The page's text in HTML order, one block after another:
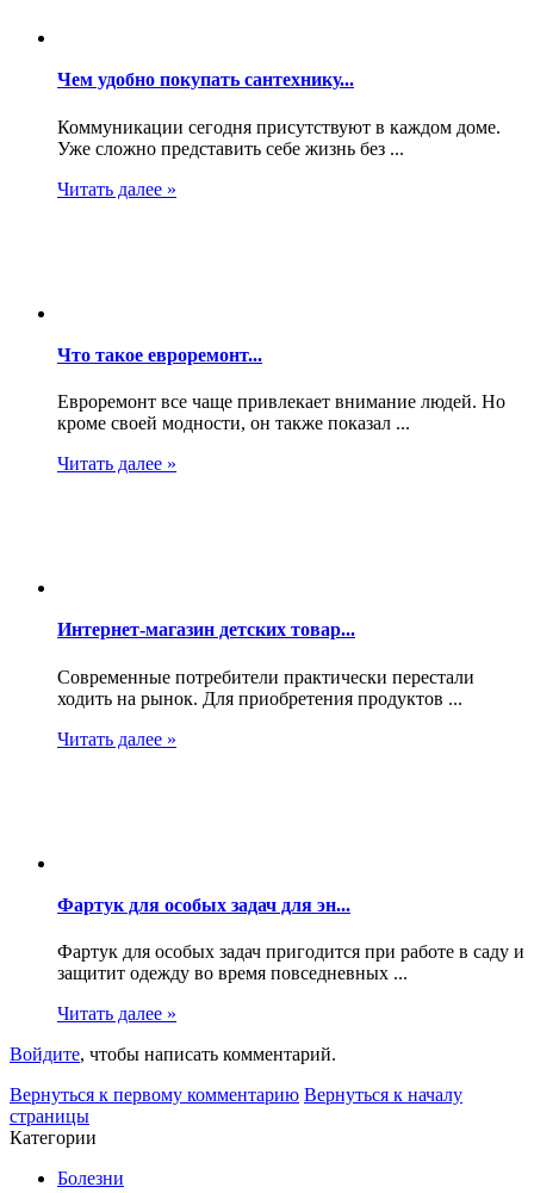
Чем удобно покупать сантехнику...
Коммуникации сегодня присутствуют в каждом доме.
Уже сложно представить себе жизнь без ...
Читать далее »
Что такое евроремонт...
Евроремонт все чаще привлекает внимание людей. Но
кроме своей модности, он также показал ...
Читать далее »
Интернет-магазин детских товар...
Современные потребители практически перестали
ходить на рынок. Для приобретения продуктов ...
Читать далее »
Фартук для особых задач для эн...
Фартук для особых задач пригодится при работе в саду и
защитит одежду во время повседневных ...
Читать далее »
Войдите, чтобы написать комментарий.
Вернуться к первому комментарию Вернуться к началу
страницы
Категории
Болезни